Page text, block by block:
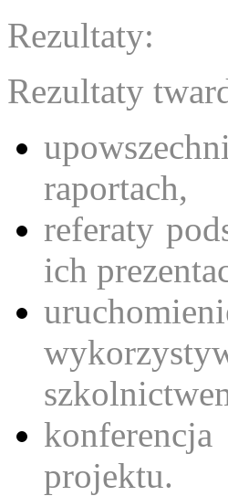
Rezultaty:
Rezultaty
raportach,
referaty
ich
projektu.